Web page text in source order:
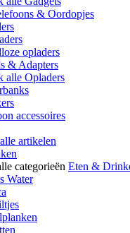
& Oordopjes
opladers
& Adapters
alle Opladers
accessoires
artikelen
categorieën Eten &
Water